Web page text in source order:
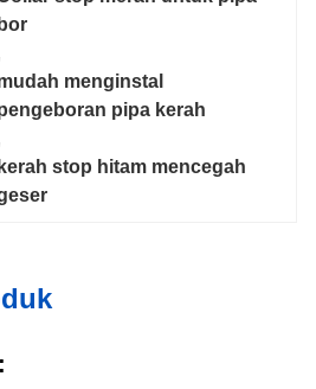
bor
menginstal
pipa kerah
kerah stop hitam mencegah